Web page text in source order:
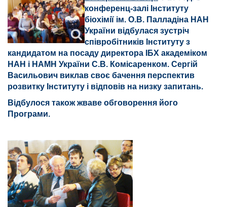
конференц-залі Інституту
біохімії ім. О.В. Палладіна НАН
України відбулася зустріч
співробітників Інституту з
кандидатом на посаду директора ІБХ академіком
НАН і НАМН України С.В. Комісаренком. Сергій
Васильович виклав своє бачення перспектив
розвитку Інституту і відповів на низку запитань.
Відбулося також жваве обговорення його
Програми.